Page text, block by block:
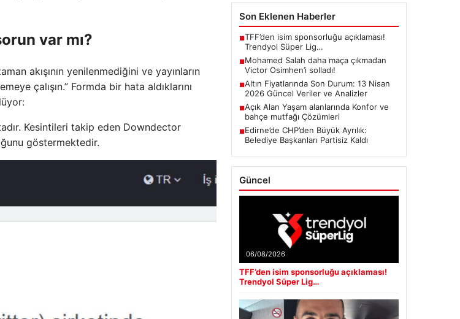
var mı?
akışının yenilenmediğini ve yayınların
çalışın.” Formda bir hata aldıklarını
Kesintileri takip eden Downdector
göstermektedir.
Son Eklenen Haberler
■TFF’den isim sponsorluğu açıklaması!
Trendyol Süper Lig…
■Mohamed Salah daha maça çıkmadan
Victor Osimhen’i solladı!
■Altın Fiyatlarında Son Durum: 13 Nisan
2026 Güncel Veriler ve Analizler
■Açık Alan Yaşam alanlarında Konfor ve
bahçe mutfağı Çözümleri
■Edirne’de CHP’den Büyük Ayrılık:
Belediye Başkanları Partisiz Kaldı
Güncel
06/08/2026
TFF’den isim sponsorluğu açıklaması!
Trendyol Süper Lig…